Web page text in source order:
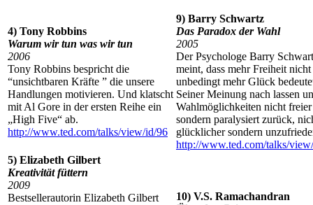
4) Tony Robbins
Warum wir tun was wir tun
2006
Tony Robbins bespricht die
“unsichtbaren Kräfte ” die unsere
Handlungen motivieren. Und klatscht
mit Al Gore in der ersten Reihe ein
„High Five“ ab.
http://www.ted.com/talks/view/id/96
9) Barry Schwartz
Das Paradox der Wahl
2005
Der Psychologe Barry
meint, dass mehr Freiheit nicht
unbedingt mehr Glück
Seiner Meinung nach lassen
Wahlmöglichkeiten nicht freier
sondern paralysiert zurück,
glücklicher sondern
http://www.ted.com/talks/
5) Elizabeth Gilbert
Kreativität füttern
2009
Bestsellerautorin Elizabeth Gilbert
10) V.S. Ramachandran